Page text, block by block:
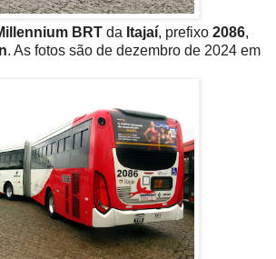
BRT da Itajaí, prefixo 2086,
. As fotos são de dezembro de 2024 em